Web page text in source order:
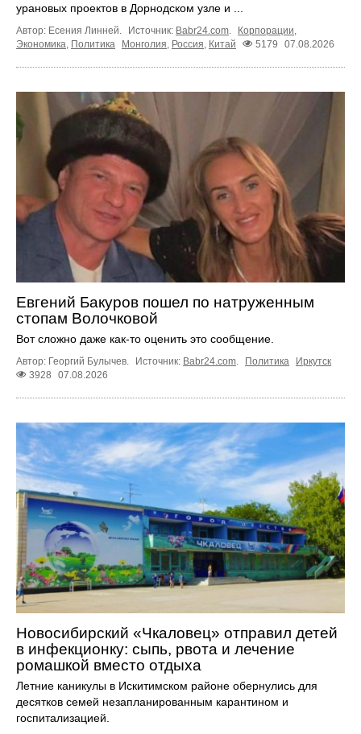
урановых проектов в Дорнодском узле и ...
Автор: Есения Линней. Источник: Babr24.com. Корпорации,
Экономика, Политика Монголия, Россия, Китай 5179 07.08.2026
Евгений Бакуров пошел по натруженным
стопам Волочковой
Вот сложно даже как-то оценить это сообщение.
Автор: Георгий Булычев. Источник: Babr24.com Политика
Иркутск
3928
07.08.2026
Новосибирский «Чкаловец» отправил детей
в инфекционку: сыпь, рвота и лечение
ромашкой вместо отдыха
Летние каникулы в Искитимском районе обернулись для
десятков семей незапланированным карантином и
госпитализацией.